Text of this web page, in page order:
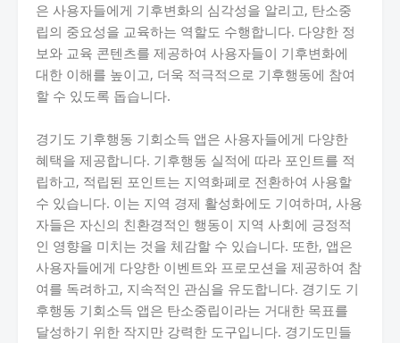
은 사용자들에게 기후변화의 심각성을 알리고, 탄소중
립의 중요성을 교육하는 역할도 수행합니다. 다양한 정
보와 교육 콘텐츠를 제공하여 사용자들이 기후변화에
대한 이해를 높이고, 더욱 적극적으로 기후행동에 참여
할 수 있도록 돕습니다.
경기도 기후행동 기회소득 앱은 사용자들에게 다양한
혜택을 제공합니다. 기후행동 실적에 따라 포인트를 적
립하고, 적립된 포인트는 지역화폐로 전환하여 사용할
수 있습니다. 이는 지역 경제 활성화에도 기여하며, 사용
자들은 자신의 친환경적인 행동이 지역 사회에 긍정적
인 영향을 미치는 것을 체감할 수 있습니다. 또한, 앱은
사용자들에게 다양한 이벤트와 프로모션을 제공하여 참
여를 독려하고, 지속적인 관심을 유도합니다. 경기도 기
후행동 기회소득 앱은 탄소중립이라는 거대한 목표를
달성하기 위한 작지만 강력한 도구입니다. 경기도민들